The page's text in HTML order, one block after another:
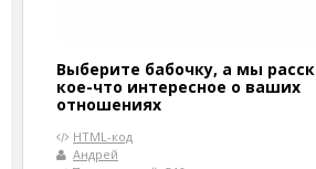
Выберите бабочку, а мы
кое-что интересное о ваших
отношениях
HTML-код
Андрей